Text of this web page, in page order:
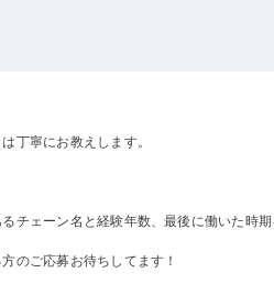
丁寧にお教えします。
るチェーン名と経験年数、最後に働いた時
のご応募お待ちしてます！